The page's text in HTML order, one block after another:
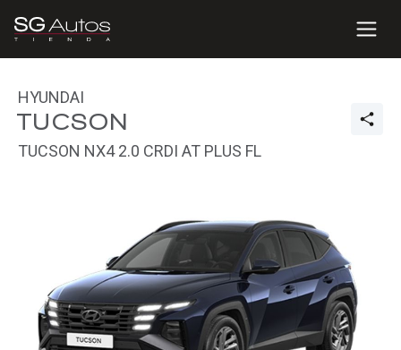
HYUNDAI
TUCSON
TUCSON NX4 2.0 CRDI AT PLUS FL